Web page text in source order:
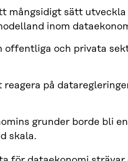
mångsidigt sätt
inom
offentliga och privata
reagera på
grunder borde bli
skala.